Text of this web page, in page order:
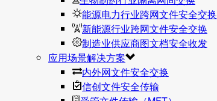
能源电力行业跨网文件安全交换
新能源行业跨网文件安全交换
制造业供应商图文档安全收发
应用场景解决方案
内外网文件安全交换
信创文件安全传输